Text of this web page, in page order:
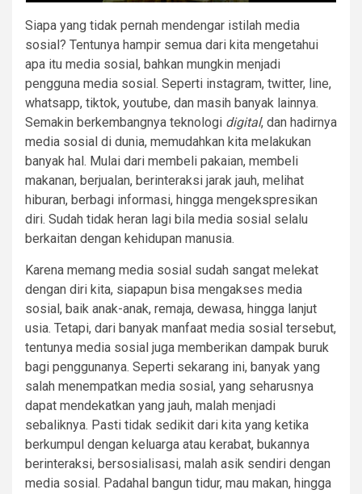
Siapa yang tidak pernah mendengar istilah media
sosial? Tentunya hampir semua dari kita mengetahui
apa itu media sosial, bahkan mungkin menjadi
pengguna media sosial. Seperti instagram, twitter, line,
whatsapp, tiktok, youtube, dan masih banyak lainnya.
Semakin berkembangnya teknologi digital, dan hadirnya
media sosial di dunia, memudahkan kita melakukan
banyak hal. Mulai dari membeli pakaian, membeli
makanan, berjualan, berinteraksi jarak jauh, melihat
hiburan, berbagi informasi, hingga mengekspresikan
diri. Sudah tidak heran lagi bila media sosial selalu
berkaitan dengan kehidupan manusia.
Karena memang media sosial sudah sangat melekat
dengan diri kita, siapapun bisa mengakses media
sosial, baik anak-anak, remaja, dewasa, hingga lanjut
usia. Tetapi, dari banyak manfaat media sosial tersebut,
tentunya media sosial juga memberikan dampak buruk
bagi penggunanya. Seperti sekarang ini, banyak yang
salah menempatkan media sosial, yang seharusnya
dapat mendekatkan yang jauh, malah menjadi
sebaliknya. Pasti tidak sedikit dari kita yang ketika
berkumpul dengan keluarga atau kerabat, bukannya
berinteraksi, bersosialisasi, malah asik sendiri dengan
media sosial. Padahal bangun tidur, mau makan, hingga